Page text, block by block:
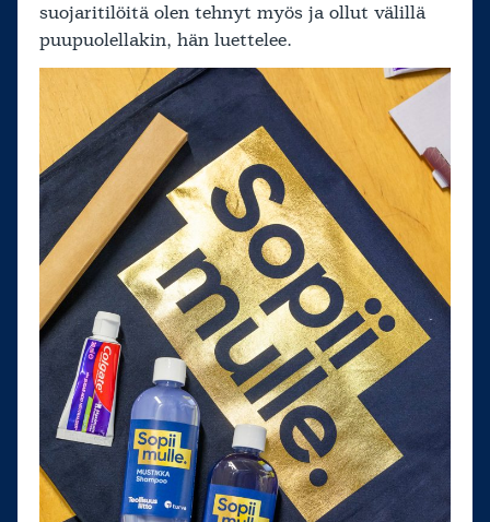
suojaritilöitä olen tehnyt myös ja ollut välillä
puupuolellakin, hän luettelee.